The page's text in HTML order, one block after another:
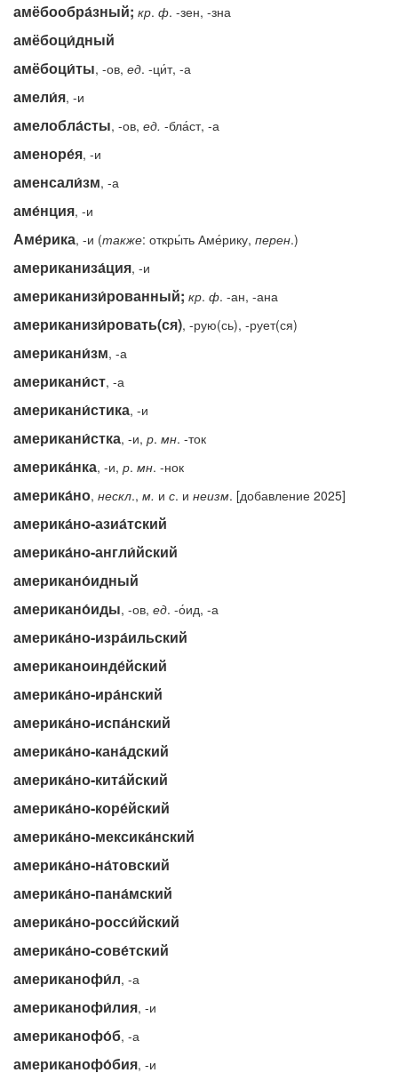
амёбообра́зный; кр. ф. -зен, -зна
амёбоци́дный
амёбоци́ты, -ов, ед. -ци́т, -а
амели́я, -и
амелобла́сты, -ов, ед. -бла́ст, -а
аменоре́я, -и
аменсали́зм, -а
аме́нция, -и
Аме́рика, -и (также: откры́ть Аме́рику, перен.)
американиза́ция, -и
американизи́рованный; кр. ф. -ан, -ана
американизи́ровать(ся), -рую(сь), -рует(ся)
американи́зм, -а
американи́ст, -а
американи́стика, -и
американи́стка, -и, р. мн. -ток
америка́нка, -и, р. мн. -нок
америка́но, нескл., м. и с. и неизм. [добавление 2025]
америка́но-азиа́тский
америка́но-англи́йский
американо́идный
американо́иды, -ов, ед. -о́ид, -а
америка́но-изра́ильский
американоинде́йский
америка́но-ира́нский
америка́но-испа́нский
америка́но-кана́дский
америка́но-кита́йский
америка́но-коре́йский
америка́но-мексика́нский
америка́но-на́товский
америка́но-пана́мский
америка́но-росси́йский
америка́но-сове́тский
американофи́л, -а
американофи́лия, -и
американофо́б, -а
американофо́бия, -и